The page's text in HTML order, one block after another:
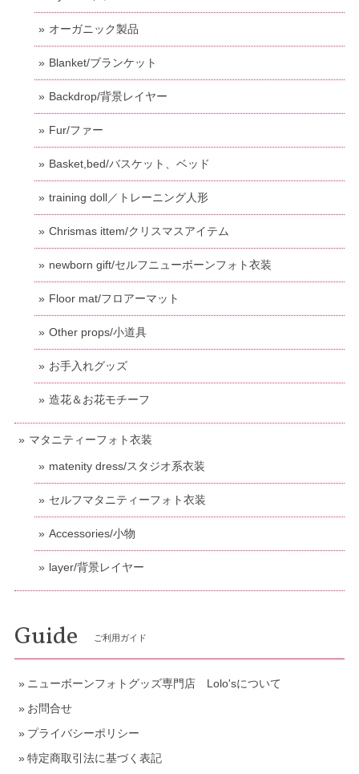
オーガニック製品
Blanket/ブランケット
Backdrop/背景レイヤー
Fur/ファー
Basket,bed/バスケット、ベッド
training doll／トレーニング人形
Chrismas ittem/クリスマスアイテム
newborn gift/セルフニューボーンフォト衣装
Floor mat/フロアーマット
Other props/小道具
お手入れグッズ
造花＆お花モチーフ
マタニティーフォト衣装
matenity dress/スタジオ系衣装
セルフマタニティーフォト衣装
Accessories/小物
layer/背景レイヤー
Guide ご利用ガイド
ニューボーンフォトグッズ専門店 Lolo'sについて
お問合せ
プライバシーポリシー
特定商取引法に基づく表記